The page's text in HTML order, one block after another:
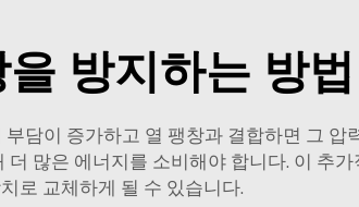
방지하는 방법
담이 증가하고 열 팽창과 결합하면 그 압
많은 에너지를 소비해야 합니다. 이 추
로 교체하게 될 수 있습니다.